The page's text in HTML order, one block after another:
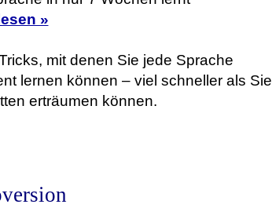
»
mit denen Sie jede Sprache
lernen können – viel schneller als Sie
erträumen können.